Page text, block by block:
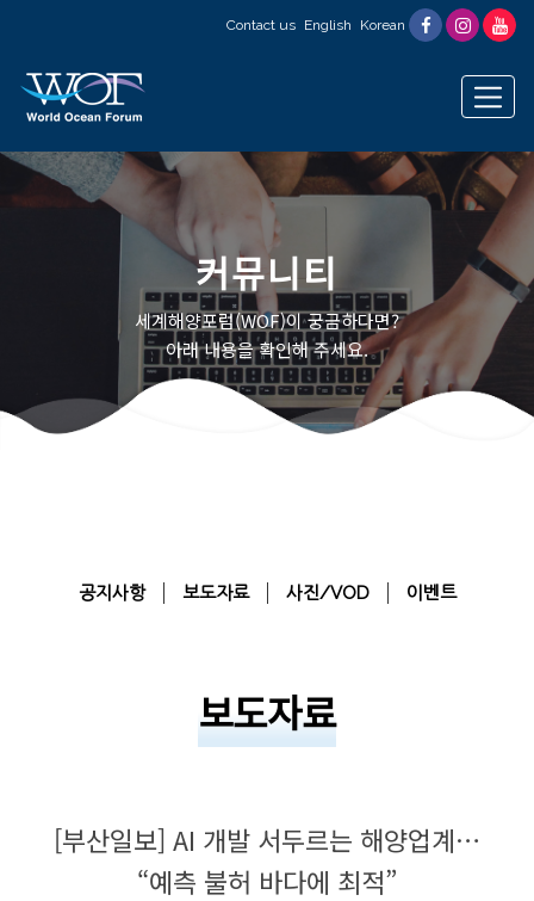
Contact us English Korean
커뮤니티
세계해양포럼(WOF)이 궁금하다면?
아래 내용을 확인해 주세요.
공지사항 보도자료 사진/VOD 이벤트
보도자료
[부산일보] AI 개발 서두르는 해양업계…
“예측 불허 바다에 최적”